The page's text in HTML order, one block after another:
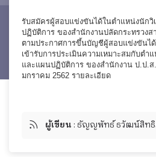
รับสมัครผู้สอบแข่งขันได้ในตำแหน่งนักวิ
ปฏิบัติการ ของสำนักงานปลัดกระทรวง
ตามประกาศการขึ้นบัญชีผู้สอบแข่งขันไ
เข้ารับการประเมินความเหมาะสมกับตำ
และแผนปฏิบัติการ ของสำนักงาน ป.ป.ส
มกราคม 2562 รายละเอียด
ผู้เขียน : ธัญญพัทธ์ ธวัฒน์สิท